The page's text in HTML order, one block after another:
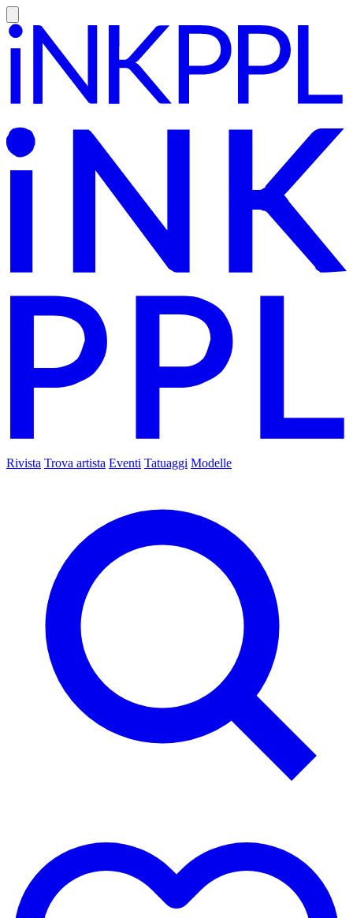
Rivista Trova artista Eventi Tatuaggi Modelle